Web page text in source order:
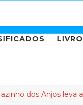
Anjos leva agenda